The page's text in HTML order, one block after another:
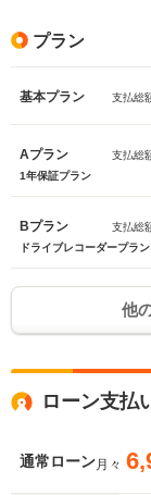
プラン
基本プラン 支払総
Aプラン 支払総
1年保証プラン
Bプラン 支払総
ドライブレコーダープラン
他
ローン支払
通常ローン月々